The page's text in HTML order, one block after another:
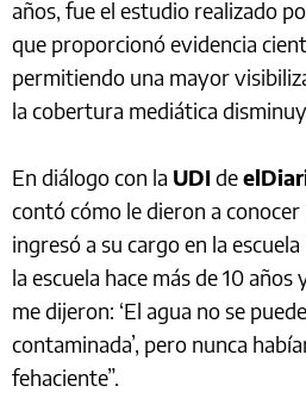
años, fue el estudio realizado
que proporcionó evidencia
permitiendo una mayor
la cobertura mediática
En diálogo con la UDIde
contó cómo le dieron a
ingresó a su cargo en la
la escuela hace más de 10
me dijeron: ‘El agua no se
contaminada’, pero nunca
fehaciente”.